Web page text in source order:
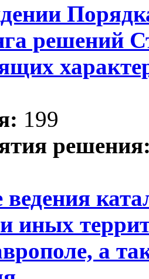
решений
199
иных
а